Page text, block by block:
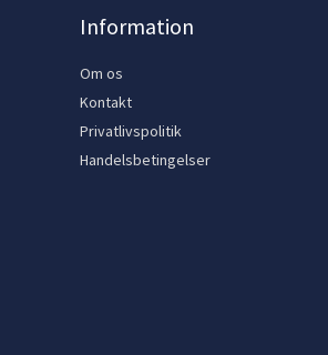
Information
Om os
Kontakt
Privatlivspolitik
Handelsbetingelser